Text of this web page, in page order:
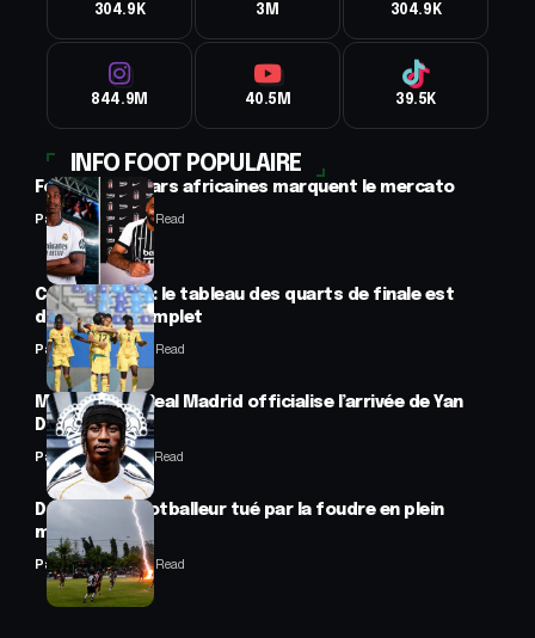
304.9K 3M 304.9K
844.9M 40.5M 39.5K
INFO FOOT POPULAIRE
Football : 2 stars africaines marquent le mercato
Panafrofoot2 Min Read
CAN féminine : le tableau des quarts de finale est
désormais complet
Panafrofoot2 Min Read
Mercato : Le Real Madrid officialise l’arrivée de Yan
Diomandé
Panafrofoot1 Min Read
Drame : un footballeur tué par la foudre en plein
match
Panafrofoot2 Min Read